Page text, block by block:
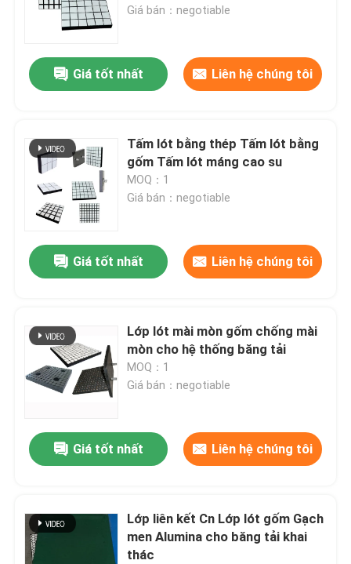
Sản phẩm
Giá bán：negotiable
Giá tốt nhất Liên hệ chúng tôi
Tấm lót bằng thép Tấm lót bằng
gốm Tấm lót máng cao su
MOQ：1
Giá bán：negotiable
Giá tốt nhất Liên hệ chúng tôi
Lớp lót mài mòn gốm chống mài
mòn cho hệ thống băng tải
MOQ：1
Giá bán：negotiable
Giá tốt nhất Liên hệ chúng tôi
Lớp liên kết Cn Lớp lót gốm Gạch
men Alumina cho băng tải khai
thác